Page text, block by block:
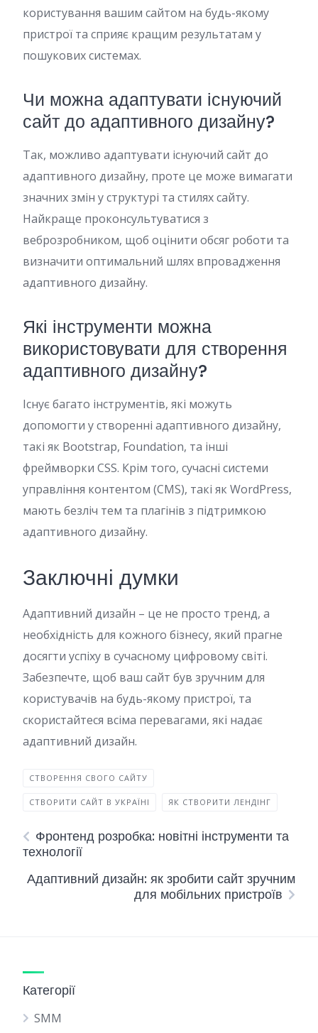
користування вашим сайтом на будь-якому
пристрої та сприяє кращим результатам у
пошукових системах.
Чи можна адаптувати існуючий
сайт до адаптивного дизайну?
Так, можливо адаптувати існуючий сайт до
адаптивного дизайну, проте це може вимагати
значних змін у структурі та стилях сайту.
Найкраще проконсультуватися з
веброзробником, щоб оцінити обсяг роботи та
визначити оптимальний шлях впровадження
адаптивного дизайну.
Які інструменти можна
використовувати для створення
адаптивного дизайну?
Існує багато інструментів, які можуть
допомогти у створенні адаптивного дизайну,
такі як Bootstrap, Foundation, та інші
фреймворки CSS. Крім того, сучасні системи
управління контентом (CMS), такі як WordPress,
мають безліч тем та плагінів з підтримкою
адаптивного дизайну.
Заключні думки
Адаптивний дизайн – це не просто тренд, а
необхідність для кожного бізнесу, який прагне
досягти успіху в сучасному цифровому світі.
Забезпечте, щоб ваш сайт був зручним для
користувачів на будь-якому пристрої, та
скористайтеся всіма перевагами, які надає
адаптивний дизайн.
СТВОРЕННЯ СВОГО САЙТУ
СТВОРИТИ САЙТ В УКРАЇНІ ЯК СТВОРИТИ ЛЕНДІНГ
Фронтенд розробка: новітні інструменти та
технології
Адаптивний дизайн: як зробити сайт зручним
для мобільних пристроїв
Категорії
SMM